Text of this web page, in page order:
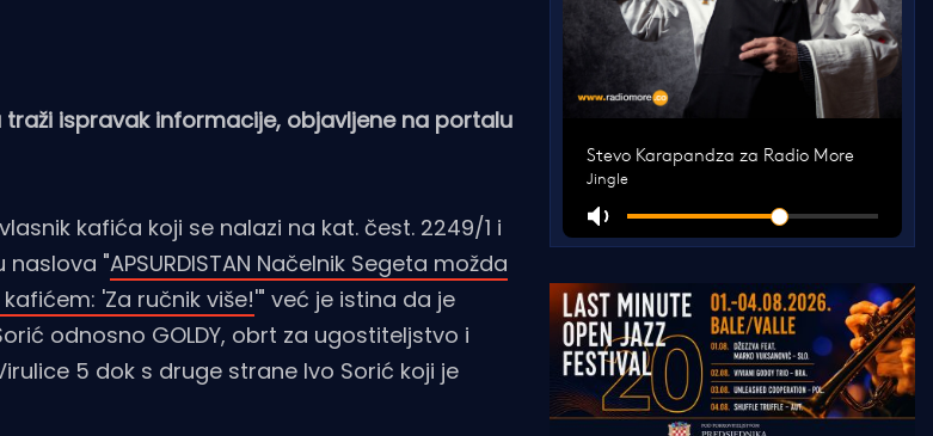
ispravak informacije, objavljene na portalu
kafića koji se nalazi na kat. čest. 2249/1 i
naslova "APSURDISTAN Načelnik Segeta možda
'Za ručnik više!'" već je istina da je
odnosno GOLDY, obrt za ugostiteljstvo i
5 dok s druge strane Ivo Sorić koji je